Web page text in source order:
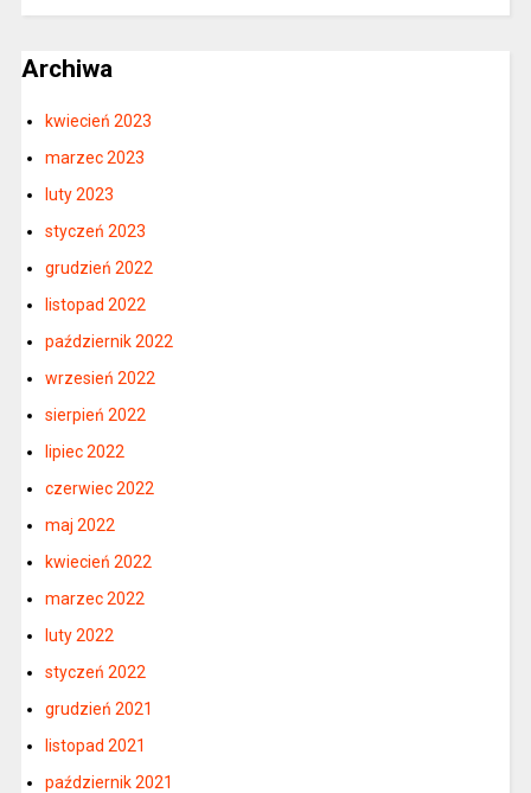
Archiwa
kwiecień 2023
marzec 2023
luty 2023
styczeń 2023
grudzień 2022
listopad 2022
październik 2022
wrzesień 2022
sierpień 2022
lipiec 2022
czerwiec 2022
maj 2022
kwiecień 2022
marzec 2022
luty 2022
styczeń 2022
grudzień 2021
listopad 2021
październik 2021